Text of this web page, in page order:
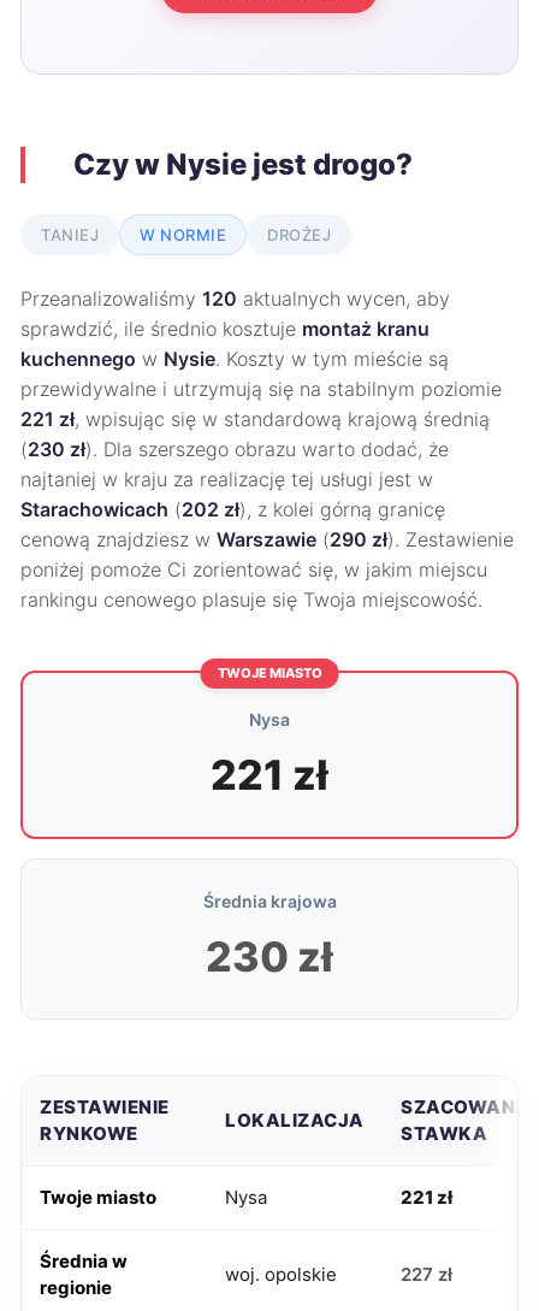
Czy w Nysie jest drogo?
TANIEJ W NORMIE DROŻEJ
Przeanalizowaliśmy 120 aktualnych wycen, aby
sprawdzić, ile średnio kosztuje montaż kranu
kuchennego w Nysie. Koszty w tym mieście są
przewidywalne i utrzymują się na stabilnym poziomie
221 zł, wpisując się w standardową krajową średnią
(230 zł). Dla szerszego obrazu warto dodać, że
najtaniej w kraju za realizację tej usługi jest w
Starachowicach (202 zł), z kolei górną granicę
cenową znajdziesz w Warszawie (290 zł). Zestawienie
poniżej pomoże Ci zorientować się, w jakim miejscu
rankingu cenowego plasuje się Twoja miejscowość.
TWOJE MIASTO
Nysa
221 zł
Średnia krajowa
230 zł
ZESTAWIENIE
RYNKOWE
LOKALIZACJA
SZACOWANA
STAWKA
Twoje miasto Nysa 221 zł
Średnia w
regionie
woj. opolskie 227 zł